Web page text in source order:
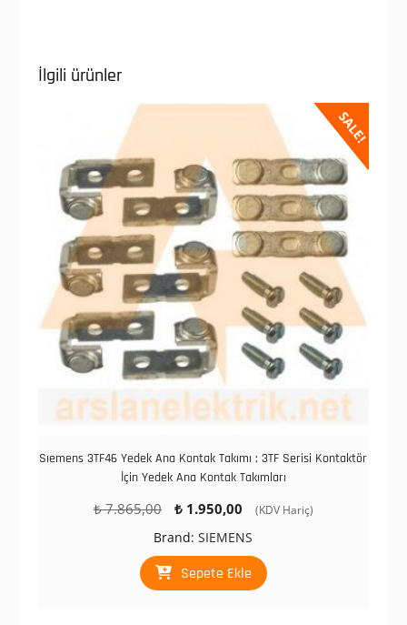
İlgili ürünler
SALE!
Sıemens 3TF46 Yedek Ana Kontak Takımı ; 3TF Serisi Kontaktör
İçin Yedek Ana Kontak Takımları
₺7.865,00
Orijinal
fiyat:
₺ 7.865,00.
₺1.950,00
Şu
fiyat:
₺ 1.950,00.
(KDV Hariç)
Brand:SIEMENS
Sepete Ekle